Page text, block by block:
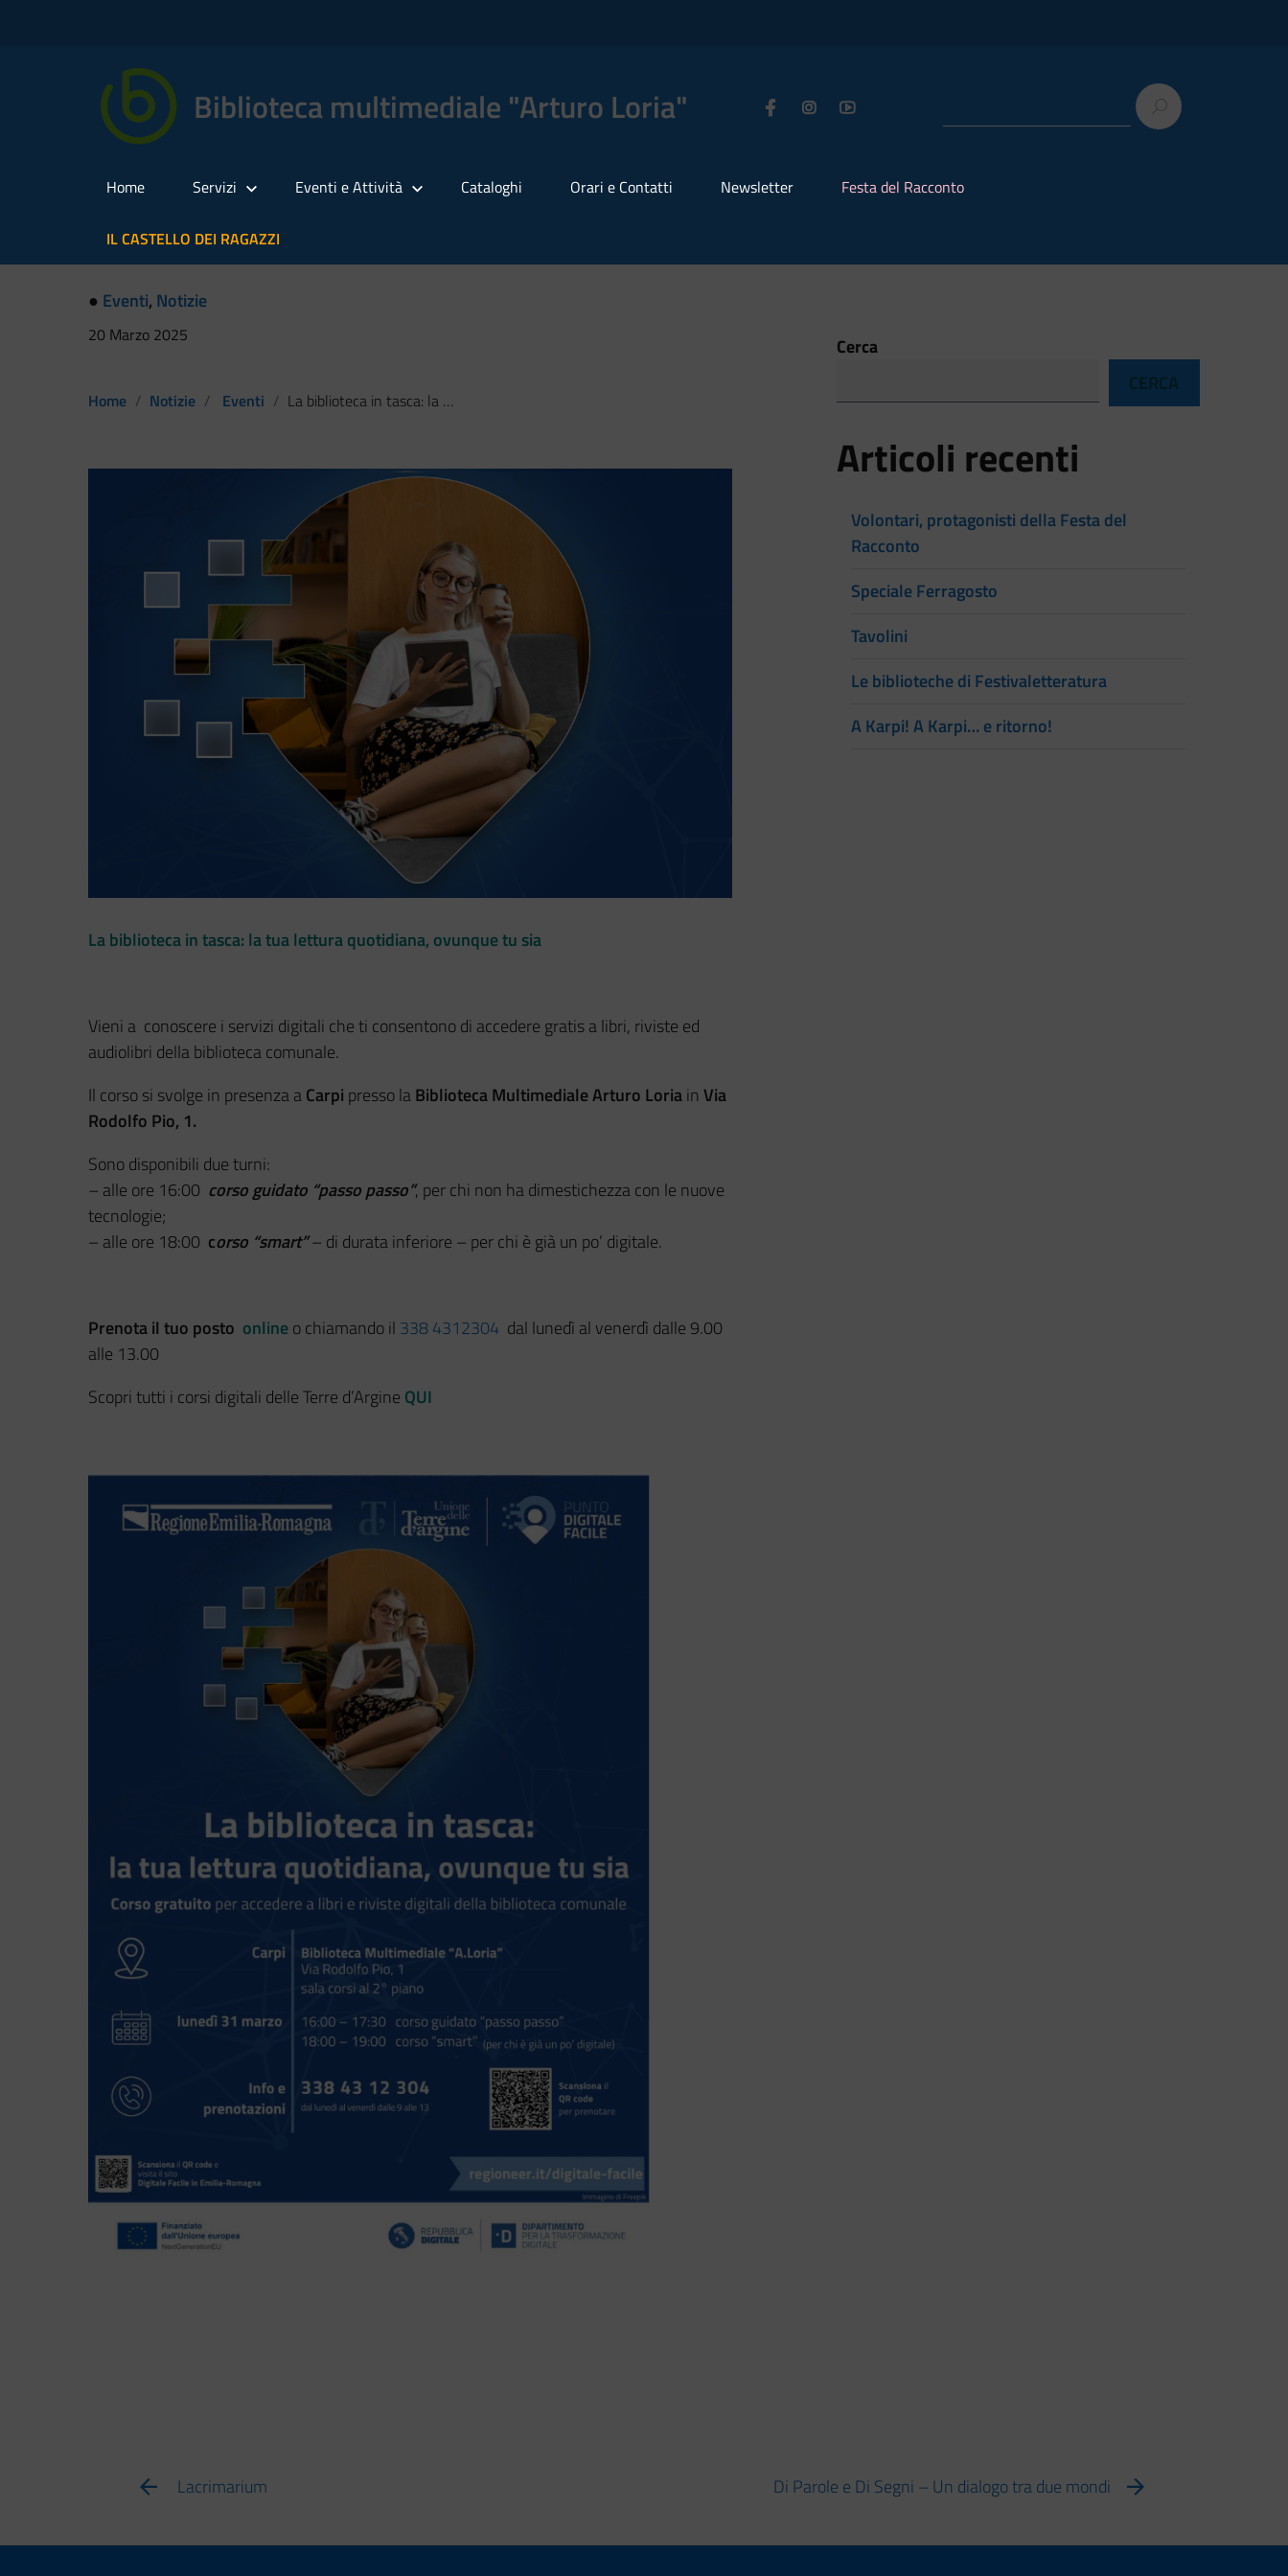
Biblioteca multimediale "Arturo Loria"
Home Servizi Eventi e Attività Cataloghi Orari e Contatti Newsletter Festa del Racconto
IL CASTELLO DEI RAGAZZI
● Eventi, Notizie
20 Marzo 2025
Home Notizie Eventi La biblioteca in tasca: la tua lettura quotidiana, ovunque tu sia
La biblioteca in tasca: la tua lettura quotidiana, ovunque tu sia
Vieni a conoscere i servizi digitali che ti consentono di accedere gratis a libri, riviste ed
audiolibri della biblioteca comunale.
Il corso si svolge in presenza aCarpi presso laBiblioteca Multimediale Arturo LoriainVia
Rodolfo Pio, 1.
Sono disponibili due turni:
– alle ore 16:00 corso guidato “passo passo”, per chi non ha dimestichezza con le nuove
tecnologie;
– alle ore 18:00 corso “smart”– di durata inferiore – per chi è già un po’ digitale.
Prenota il tuo posto onlineo chiamando il 338 4312304 dal lunedì al venerdì dalle 9.00
alle 13.00
Scopri tutti i corsi digitali delle Terre d’Argine QUI
Cerca
CERCA
Articoli recenti
Volontari, protagonisti della Festa del
Racconto
Speciale Ferragosto
Tavolini
Le biblioteche di Festivaletteratura
A Karpi! A Karpi… e ritorno!
Lacrimarium Di Parole e Di Segni – Un dialogo tra due mondi